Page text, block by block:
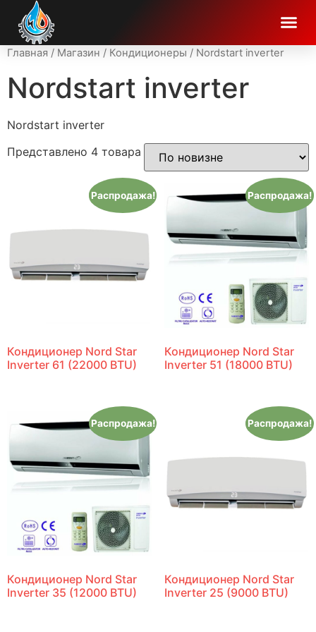
Главная / Магазин / Кондиционеры / Nordstart inverter
Nordstart inverter
Nordstart inverter
Представлено 4 товара
Распродажа!
Кондиционер Nord Star
Inverter 61 (22000 BTU)
Распродажа!
Кондиционер Nord Star
Inverter 51 (18000 BTU)
Распродажа!
Кондиционер Nord Star
Inverter 35 (12000 BTU)
Распродажа!
Кондиционер Nord Star
Inverter 25 (9000 BTU)